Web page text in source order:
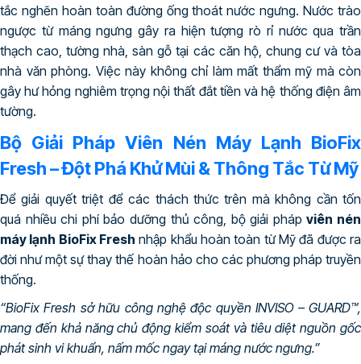
tắc nghẽn hoàn toàn đường ống thoát nước ngưng. Nước trào
ngược từ máng ngưng gây ra hiện tượng rò rỉ nước qua trần
thạch cao, tường nhà, sàn gỗ tại các căn hộ, chung cư và tòa
nhà văn phòng. Việc này không chỉ làm mất thẩm mỹ mà còn
gây hư hỏng nghiêm trọng nội thất đắt tiền và hệ thống điện âm
tường.
Bộ Giải Pháp Viên Nén Máy Lạnh BioFix
Fresh – Đột Phá Khử Mùi & Thông Tắc Từ Mỹ
Để giải quyết triệt để các thách thức trên mà không cần tốn
quá nhiều chi phí bảo dưỡng thủ công, bộ giải phápviên nén
máy lạnh BioFix Fresh nhập khẩu hoàn toàn từ Mỹ đã được ra
đời như một sự thay thế hoàn hảo cho các phương pháp truyền
thống.
“BioFix Fresh sở hữu công nghệ độc quyền INVISO – GUARD™,
mang đến khả năng chủ động kiểm soát và tiêu diệt nguồn gốc
phát sinh vi khuẩn, nấm mốc ngay tại máng nước ngưng.”